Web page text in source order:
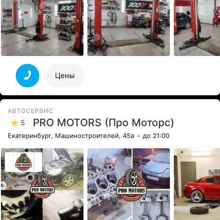
Цены
АВТОСЕРВИС
5 PRO MOTORS (Про Моторс)
Екатеринбург, Машиностроителей, 45а до 21:00